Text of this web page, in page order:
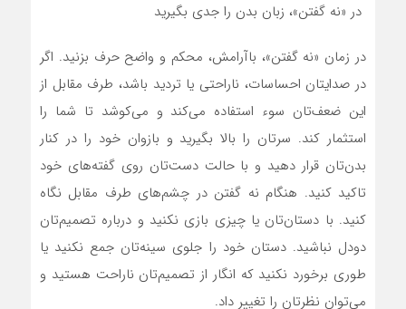
در «نه گفتن»، زبان بدن را جدی بگیرید
در زمان «نه گفتن»، باآرامش، محکم و واضح حرف بزنید. اگر
در صدایتان احساسات، ناراحتی یا تردید باشد، طرف مقابل از
این ضعف‌تان سوء استفاده می‌کند و می‌کوشد تا شما را
استثمار کند. سرتان را بالا بگیرید و بازوان خود را در کنار
بدن‌تان قرار دهید و با حالت دست‌تان روی گفته‌های خود
تاکید کنید. هنگام نه گفتن در چشم‌های طرف مقابل نگاه
کنید. با دستان‌تان یا چیزی بازی نکنید و درباره تصمیم‌تان
دودل نباشید. دستان خود را جلوی سینه‌تان جمع نکنید یا
طوری برخورد نکنید که انگار از تصمیم‌تان ناراحت هستید و
می‌توان نظرتان را تغییر داد.